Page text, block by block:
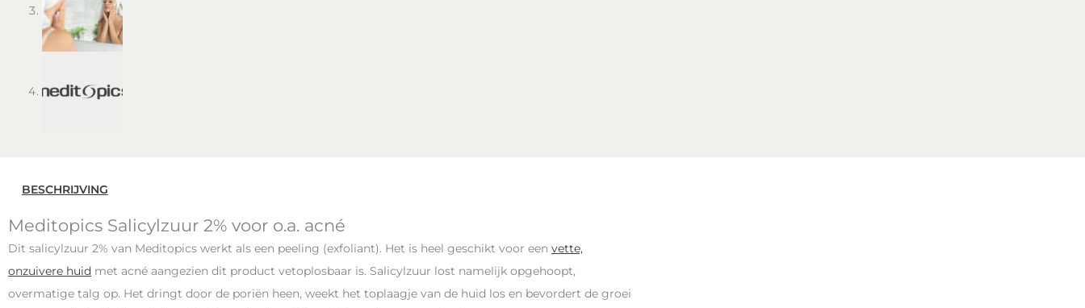
BESCHRIJVING
Meditopics Salicylzuur 2% voor o.a. acné
Dit salicylzuur 2% van Meditopics werkt als een peeling (exfoliant). Het is heel geschikt voor een vette,
onzuivere huid met acné aangezien dit product vetoplosbaar is. Salicylzuur lost namelijk opgehoopt,
overmatige talg op. Het dringt door de poriën heen, weekt het toplaagje van de huid los en bevordert de groei